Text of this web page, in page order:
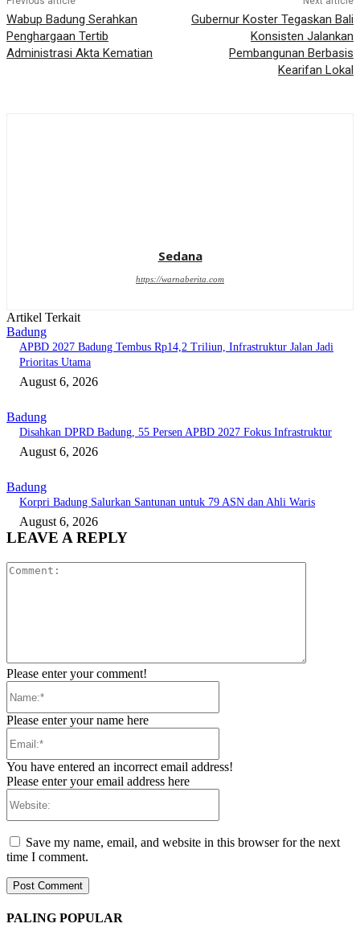
Wabup Badung Serahkan
Penghargaan Tertib
Administrasi Akta Kematian
Gubernur Koster Tegaskan Bali
Konsisten Jalankan
Pembangunan Berbasis
Kearifan Lokal
Sedana
https://warnaberita.com
Artikel Terkait
Badung
APBD 2027 Badung Tembus Rp14,2 Triliun, Infrastruktur Jalan Jadi
Prioritas Utama
August 6, 2026
Badung
Disahkan DPRD Badung, 55 Persen APBD 2027 Fokus Infrastruktur
August 6, 2026
Badung
Korpri Badung Salurkan Santunan untuk 79 ASN dan Ahli Waris
August 6, 2026
LEAVE A REPLY
Please enter your comment!
Please enter your name here
You have entered an incorrect email address!
Please enter your email address here
Save my name, email, and website in this browser for the next
time I comment.
PALING POPULAR